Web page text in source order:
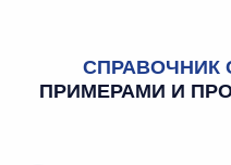
СПРАВОЧНИК
ПРИМЕРАМИ И